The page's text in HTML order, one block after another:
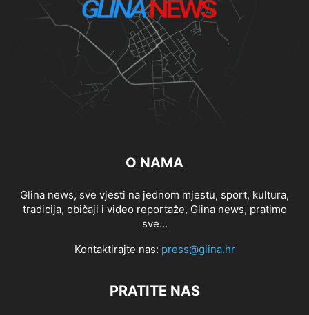
O NAMA
Glina news, sve vjesti na jednom mjestu, sport, kultura,
tradicija, običaji i video reportaže, Glina news, pratimo
sve...
Kontaktirajte nas: press@glina.hr
PRATITE NAS